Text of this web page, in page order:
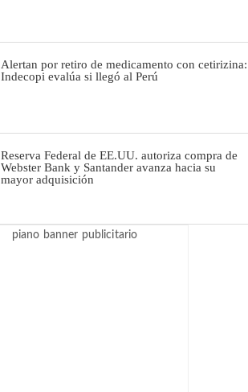
Alertan por retiro de medicamento con cetirizina:
Indecopi evalúa si llegó al Perú
Reserva Federal de EE.UU. autoriza compra de
Webster Bank y Santander avanza hacia su
mayor adquisición